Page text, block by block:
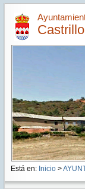
Está en: Inicio >